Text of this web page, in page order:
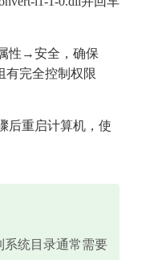
性→安全，确保
有完全控制权限
后重启计算机，使
系统目录通常需要